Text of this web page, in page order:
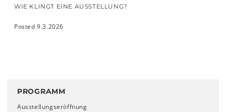
WIE KLINGT EINE AUSSTELLUNG?
Posted 9.3.2026
PROGRAMM
Ausstellungseröffnung